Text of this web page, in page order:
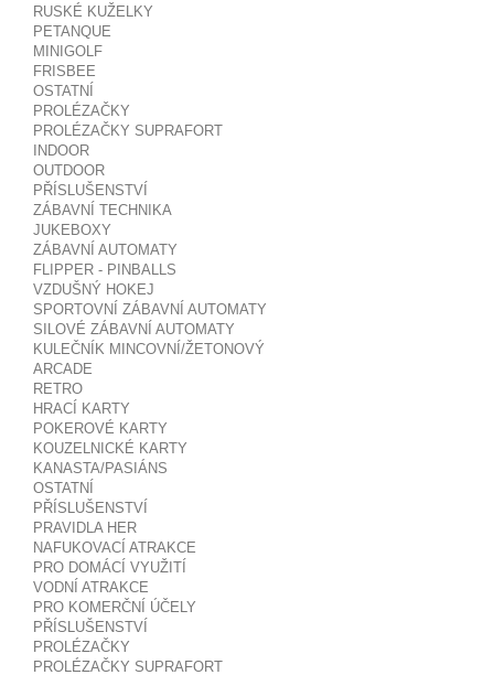
RUSKÉ KUŽELKY
PETANQUE
MINIGOLF
FRISBEE
OSTATNÍ
PROLÉZAČKY
PROLÉZAČKY SUPRAFORT
INDOOR
OUTDOOR
PŘÍSLUŠENSTVÍ
ZÁBAVNÍ TECHNIKA
JUKEBOXY
ZÁBAVNÍ AUTOMATY
FLIPPER - PINBALLS
VZDUŠNÝ HOKEJ
SPORTOVNÍ ZÁBAVNÍ AUTOMATY
SILOVÉ ZÁBAVNÍ AUTOMATY
KULEČNÍK MINCOVNÍ/ŽETONOVÝ
ARCADE
RETRO
HRACÍ KARTY
POKEROVÉ KARTY
KOUZELNICKÉ KARTY
KANASTA/PASIÁNS
OSTATNÍ
PŘÍSLUŠENSTVÍ
PRAVIDLA HER
NAFUKOVACÍ ATRAKCE
PRO DOMÁCÍ VYUŽITÍ
VODNÍ ATRAKCE
PRO KOMERČNÍ ÚČELY
PŘÍSLUŠENSTVÍ
PROLÉZAČKY
PROLÉZAČKY SUPRAFORT